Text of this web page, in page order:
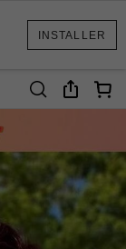
INSTALLER